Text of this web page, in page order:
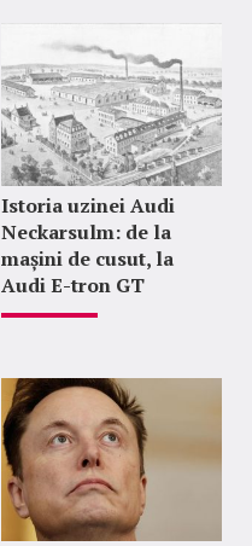
Istoria uzinei Audi
Neckarsulm: de la
mașini de cusut, la
Audi E-tron GT